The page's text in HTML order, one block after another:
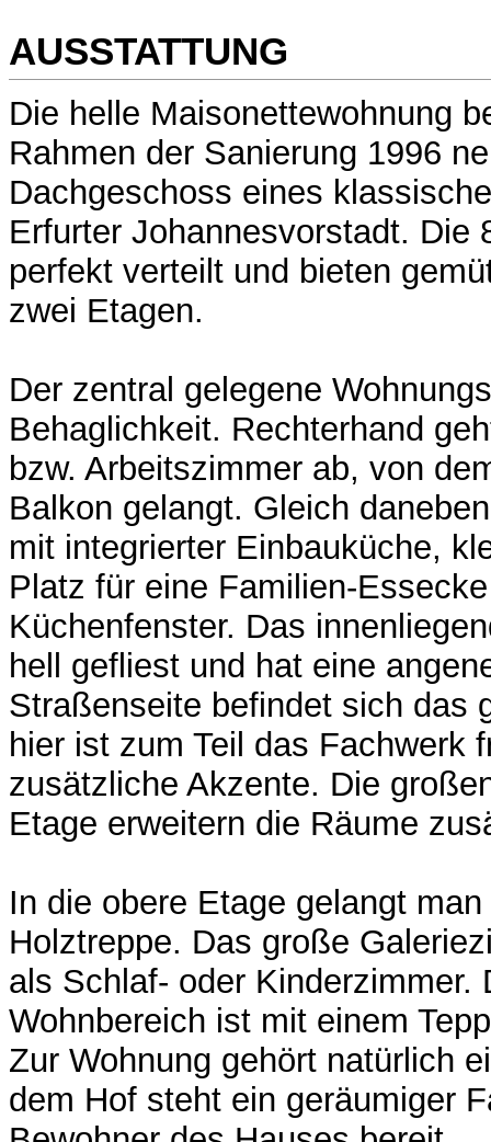
AUSSTATTUNG
Die helle Maisonettewohnung
Rahmen der Sanierung 1996
Dachgeschoss eines
Erfurter Johannesvorstadt. Die
perfekt verteilt und bieten
zwei Etagen.
Der zentral gelegene
Behaglichkeit. Rechterhand
bzw. Arbeitszimmer ab, von
Balkon gelangt. Gleich
mit integrierter Einbauküche,
Platz für eine Familien-
Küchenfenster. Das
hell gefliest und hat eine
Straßenseite befindet sich das
hier ist zum Teil das Fachwerk
zusätzliche Akzente. Die
Etage erweitern die Räume
In die obere Etage gelangt
Holztreppe. Das große
als Schlaf- oder Kinderzimmer.
Wohnbereich ist mit einem
Zur Wohnung gehört natürlich
dem Hof steht ein geräumiger